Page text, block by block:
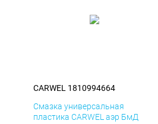
CARWEL 1810994664
Смазка универсальная
пластика CARWEL аэр БмД